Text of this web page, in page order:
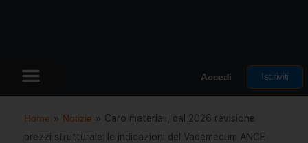
Accedi Iscriviti
Home » Notizie » Caro materiali, dal 2026 revisione
prezzi strutturale: le indicazioni del Vademecum ANCE